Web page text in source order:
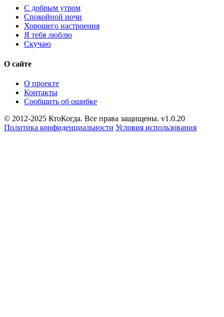
С добрым утром
Спокойной ночи
Хорошего настроения
Я тебя люблю
Скучаю
О сайте
О проекте
Контакты
Сообщить об ошибке
© 2012-2025 КтоКогда. Все права защищены. v1.0.20
Политика конфиденциальности Условия использования